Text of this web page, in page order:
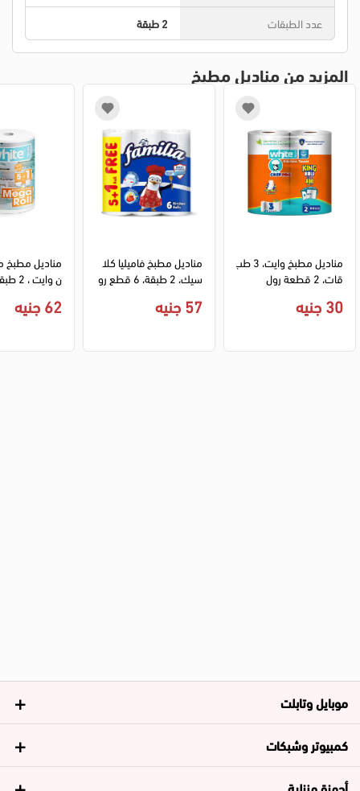
عدد الطبقات
2 طبقة
المزيد من مناديل مطبخ
مناديل مطبخ وايت، 3 طب
قات، 2 قطعة رول
30 جنيه
مناديل مطبخ فاميليا كلا
سيك، 2 طبقة، 6 قطع رو
57 جنيه
مناديل مطبخ
62 جنيه
موبايل وتابلت
كمبيوتر وشبكات